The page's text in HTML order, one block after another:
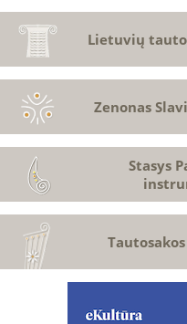
Lietuvių
Zenonas
Stasys